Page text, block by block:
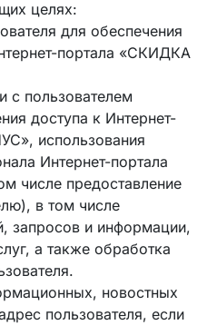
целях:
для обеспечения
портала «СКИДКА
с пользователем
доступа к Интернет-
использования
Интернет-портала
числе предоставление
в том числе
запросов и информации,
а также обработка
новостных
пользователя, если